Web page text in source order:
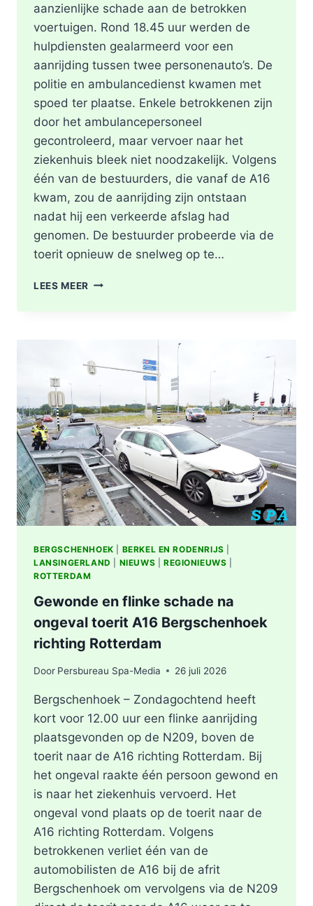
aanzienlijke schade aan de betrokken
voertuigen. Rond 18.45 uur werden de
hulpdiensten gealarmeerd voor een
aanrijding tussen twee personenauto’s. De
politie en ambulancedienst kwamen met
spoed ter plaatse. Enkele betrokkenen zijn
door het ambulancepersoneel
gecontroleerd, maar vervoer naar het
ziekenhuis bleek niet noodzakelijk. Volgens
één van de bestuurders, die vanaf de A16
kwam, zou de aanrijding zijn ontstaan
nadat hij een verkeerde afslag had
genomen. De bestuurder probeerde via de
toerit opnieuw de snelweg op te…
LEES MEER OPNIEUW
KRUISING
A16
BIJ
BERGSCHENHOEK
BERGSCHENHOEK BERKEL EN RODENRIJS
LANSINGERLAND
NIEUWS REGIONIEUWS
ROTTERDAM
Gewonde en flinke schade na
ongeval toerit A16 Bergschenhoek
richting Rotterdam
Door Persbureau Spa-Media 26 juli 2026
Bergschenhoek – Zondagochtend heeft
kort voor 12.00 uur een flinke aanrijding
plaatsgevonden op de N209, boven de
toerit naar de A16 richting Rotterdam. Bij
het ongeval raakte één persoon gewond en
is naar het ziekenhuis vervoerd. Het
ongeval vond plaats op de toerit naar de
A16 richting Rotterdam. Volgens
betrokkenen verliet één van de
automobilisten de A16 bij de afrit
Bergschenhoek om vervolgens via de N209